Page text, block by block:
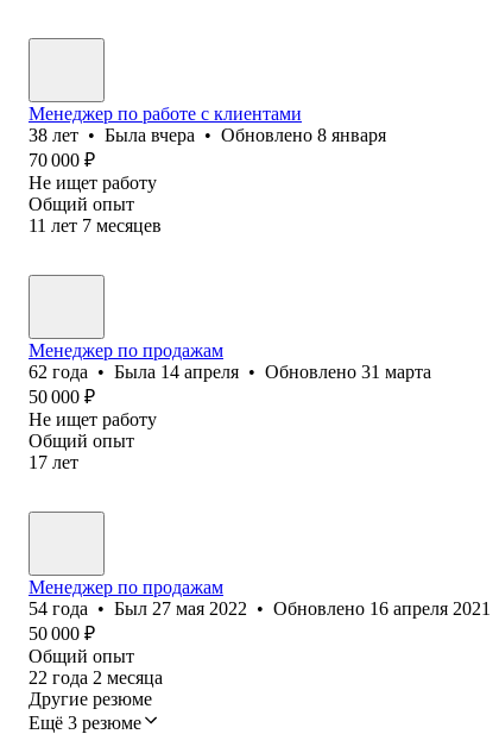
Менеджер по работе с клиентами
38 лет • Была вчера • Обновлено 8 января
70 000 ₽
Не ищет работу
Общий опыт
11 лет 7 месяцев
Менеджер по продажам
62 года • Была 14 апреля • Обновлено 31 марта
50 000 ₽
Не ищет работу
Общий опыт
17 лет
Менеджер по продажам
54 года • Был 27 мая 2022 • Обновлено 16 апреля 2021
50 000 ₽
Общий опыт
22 года 2 месяца
Другие резюме
Ещё 3 резюме